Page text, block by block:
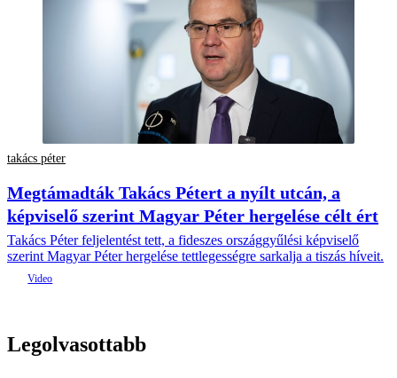
takács péter
Megtámadták Takács Pétert a nyílt utcán, a
képviselő szerint Magyar Péter hergelése célt ért
Takács Péter feljelentést tett, a fideszes országgyűlési képviselő
szerint Magyar Péter hergelése tettlegességre sarkalja a tiszás híveit.
Legolvasottabb